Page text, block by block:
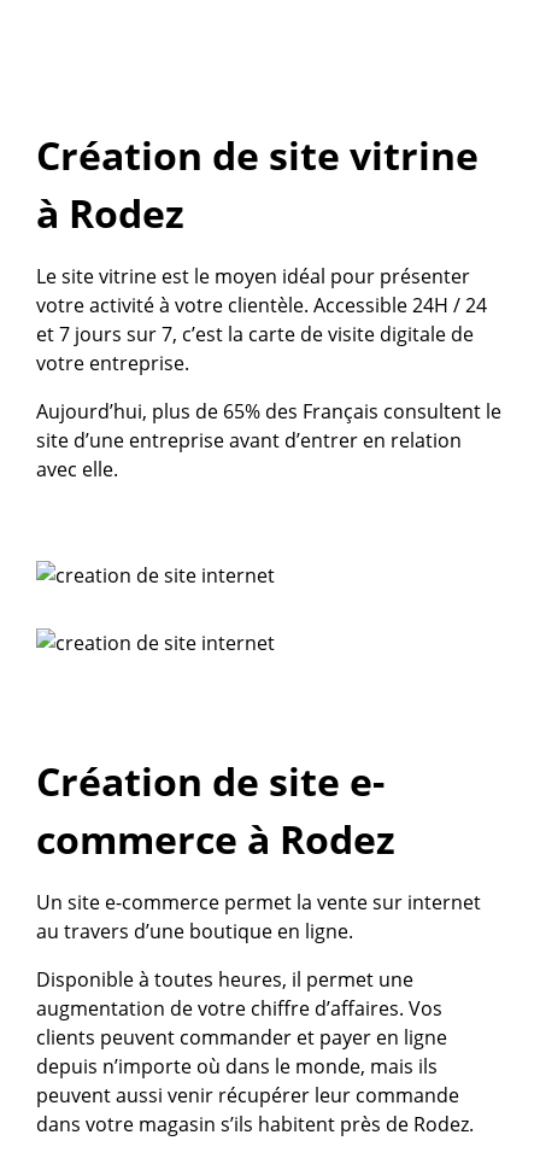
Création de site vitrine
à Rodez
Le site vitrine est le moyen idéal pour présenter
votre activité à votre clientèle. Accessible 24H / 24
et 7 jours sur 7, c’est la carte de visite digitale de
votre entreprise.
Aujourd’hui, plus de 65% des Français consultent le
site d’une entreprise avant d’entrer en relation
avec elle.
Création de site e-
commerce à Rodez
Un site e-commerce permet la vente sur internet
au travers d’une boutique en ligne.
Disponible à toutes heures, il permet une
augmentation de votre chiffre d’affaires. Vos
clients peuvent commander et payer en ligne
depuis n’importe où dans le monde, mais ils
peuvent aussi venir récupérer leur commande
dans votre magasin s’ils habitent près de Rodez.